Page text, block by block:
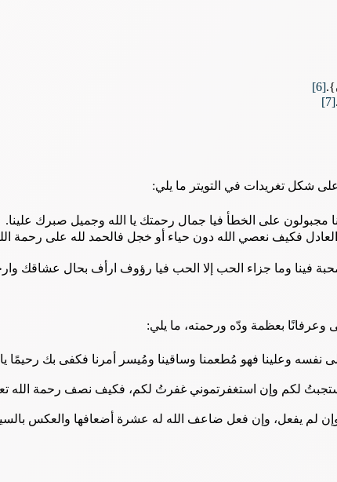
[6]
[7]
شكل تغريدات في التويتر ما يلي:
مجبولون على الخطأ فيا جمال رحمتك يا الله وجميل صبرك علينا.
فكيف نعصي الله دون حياء أو خجل فالحمد لله على رحمة
محبة فينا وما جزاء الحب إلا الحب فيا رؤوف ارأف بحال عشاقك
وعرفانًا بعظمة ودّه ورحمته، ما يلي:
نفسه وعلينا فهو مُطعمنا وساقينا ومُيسر أمرنا فكفى بك رحيمًا يا
لكم وإن استغفرتموني غفرتُ لكم، فكيف نصف رحمة الله
لم يفعل، وإن فعل ضاعف الله له عشرة أضعافها والعكس